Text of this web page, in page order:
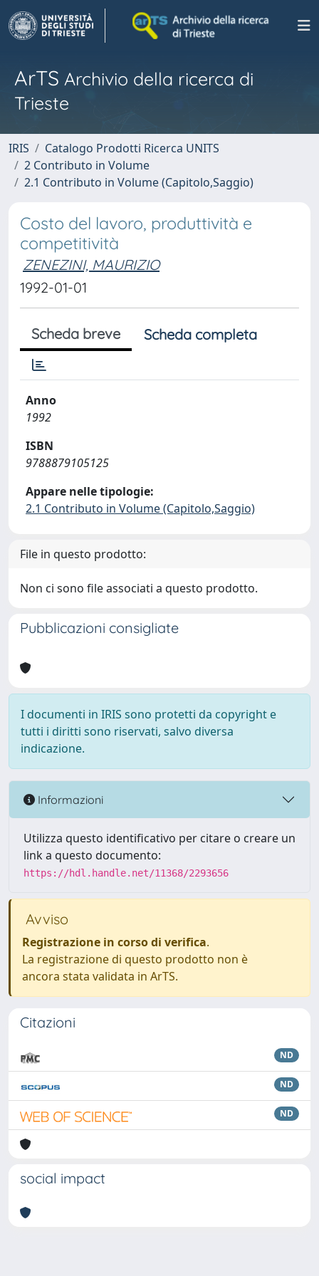
ArTS Archivio della ricerca di
Trieste
IRIS
Catalogo Prodotti Ricerca UNITS
2 Contributo in Volume
2.1 Contributo in Volume (Capitolo,Saggio)
Costo del lavoro, produttività e
competitività
ZENEZINI, MAURIZIO
1992-01-01
Scheda breve Scheda completa
Anno
1992
ISBN
9788879105125
Appare nelle tipologie:
2.1 Contributo in Volume (Capitolo,Saggio)
File in questo prodotto:
Non ci sono file associati a questo prodotto.
Pubblicazioni consigliate
I documenti in IRIS sono protetti da copyright e
tutti i diritti sono riservati, salvo diversa
indicazione.
Informazioni
Utilizza questo identificativo per citare o creare un
link a questo documento:
https://hdl.handle.net/11368/2293656
Avviso
Registrazione in corso di verifica.
La registrazione di questo prodotto non è
ancora stata validata in ArTS.
Citazioni
ND
ND
ND
social impact